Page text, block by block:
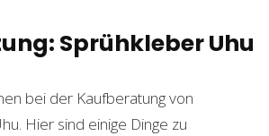
Sprühkleber Uhu
bei der Kaufberatung von
Hier sind einige Dinge zu